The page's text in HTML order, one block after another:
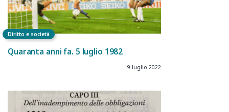
Diritto e società
Quaranta anni fa. 5 luglio 1982
9 luglio 2022